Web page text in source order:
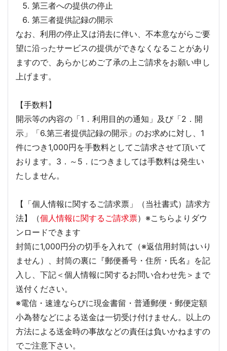
第三者への提供の停止
第三者提供記録の開示
なお、利用の停止又は消去に伴い、不本意ながらご要
望に沿ったサービスの提供ができなくなることがあり
ますので、あらかじめご了承の上ご請求をお願い申し
上げます。
【手数料】
開示等の内容の「1．利用目的の通知」及び「2．開
示」「6.第三者提供記録の開示」のお求めに対し、1
件につき1,000円を手数料としてご請求させて頂いて
おります。3．～5．につきましては手数料は発生い
たしません。
【「個人情報に関するご請求票」（当社書式）請求方
法】（個人情報に関するご請求票）※こちらよりダウ
ンロードできます
封筒に1,000円分の切手を入れて（※返信用封筒はいり
ません）、封筒の裏に『郵便番号・住所・氏名』を記
入し、下記＜個人情報に関するお問い合わせ先＞まで
送付ください。
※電信・速達ならびに現金書留・普通郵便・郵便定額
小為替などによる送金は一切受け付けません。以上の
方法による送金時の事故などの責任は負いかねますの
でご注意下さい。